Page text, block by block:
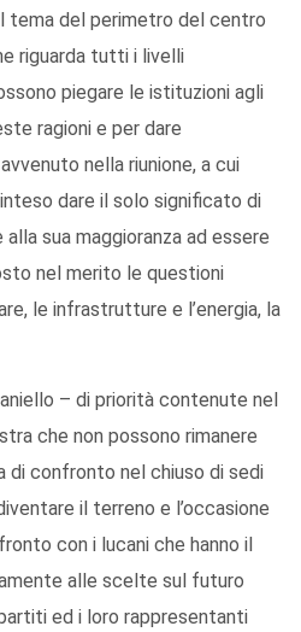
tema del perimetro del centro
riguarda tutti i livelli
piegare le istituzioni agli
ragioni e per dare
nella riunione, a cui
dare il solo significato di
sua maggioranza ad essere
nel merito le questioni
le infrastrutture e l’energia, la
– di priorità contenute nel
che non possono rimanere
di confronto nel chiuso di sedi
il terreno e l’occasione
con i lucani che hanno il
alle scelte sul futuro
ed i loro rappresentanti